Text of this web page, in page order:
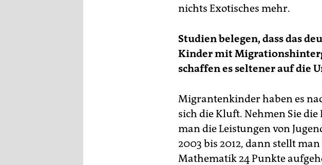
nichts Exotisches mehr.
Studien belegen, dass das
Kinder mit
schaffen es seltener auf die
Migrantenkinder haben es
sich die Kluft. Nehmen Sie
man die Leistungen von
2003 bis 2012, dann stellt
Mathematik 24 Punkte